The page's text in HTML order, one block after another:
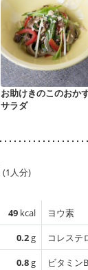
お助けきのこのおか
サラダ
(1人分)
49 kcal
0.2g
0.8g
ヨウ素
コレステ
ビタミン